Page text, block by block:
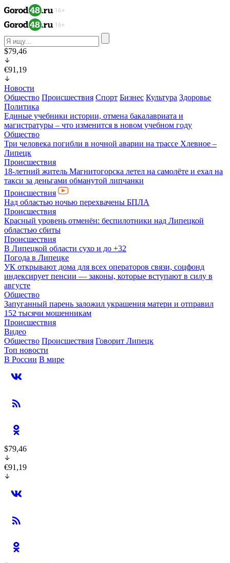
$79,46
€91,19
Новости
Общество Происшествия Спорт Бизнес Культура Здоровье
Политика
Единые учебники истории, отмена бакалавриата и
магистратуры – что изменится в новом учебном году
Общество
Три человека погибли в ночной аварии на трассе Хлевное –
Липецк
Происшествия
18-летний житель Магнитогорска летел на самолёте и ехал на
такси за деньгами обманутой липчанки
Происшествия
Над областью ночью перехвачены БПЛА
Происшествия
Красный уровень отменён: беспилотники над Липецкой
областью сбиты
Происшествия
В Липецкой области сухо и до +32
Погода в Липецке
УК открывают дома для всех операторов связи, соцфонд
индексирует пенсии — законы, которые вступают в силу в
августе
Общество
Запуганный парень заложил украшения матери и отправил
152 тысячи мошенникам
Происшествия
Видео
Общество Происшествия Говорит Липецк
Топ новости
В России В мире
$79,46
€91,19